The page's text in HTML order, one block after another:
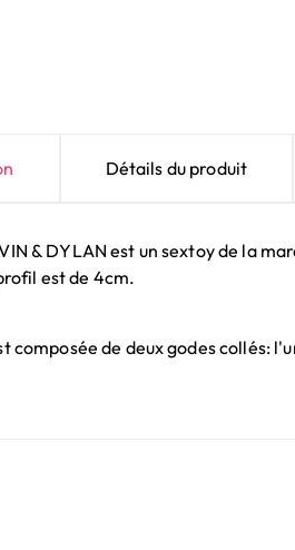
Détails du produit
& DYLAN est un sextoy de la
est de 4cm.
composée de deux godes collés: